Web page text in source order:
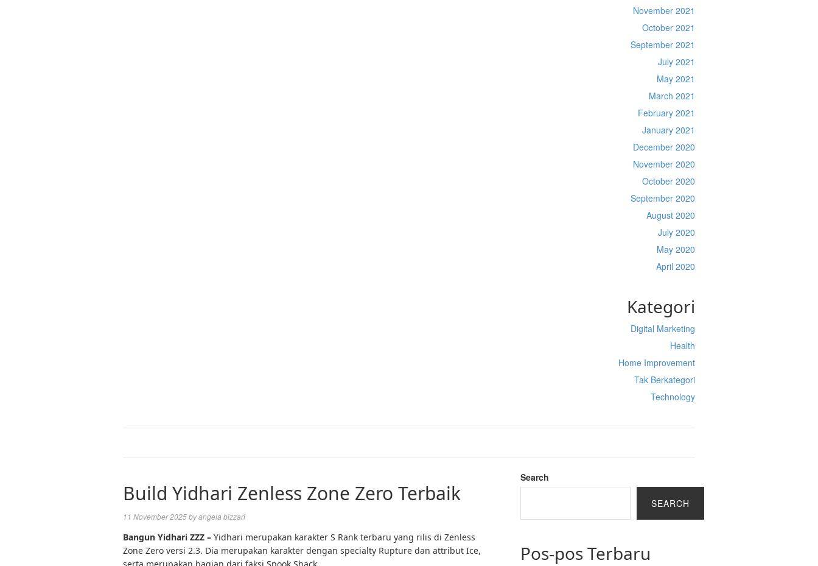
November 2021
October 2021
September 2021
July 2021
May 2021
March 2021
February 2021
January 2021
December 2020
November 2020
October 2020
September 2020
August 2020
July 2020
May 2020
April 2020
Kategori
Digital Marketing
Health
Home Improvement
Tak Berkategori
Technology
Build Yidhari Zenless Zone Zero Terbaik
11 November 2025byangela bizzari
Bangun Yidhari ZZZ – Yidhari merupakan karakter S Rank terbaru yang rilis di Zenless
Zone Zero versi 2.3. Dia merupakan karakter dengan specialty Rupture dan attribut Ice,
Search
SEARCH
Pos-pos Terbaru